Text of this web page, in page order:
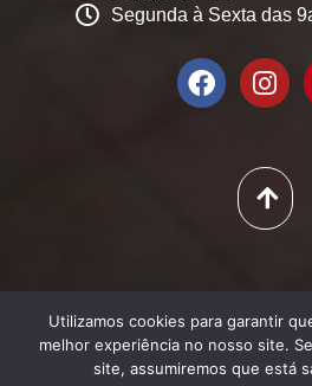
Segunda à Sexta das
© 2025. Dicas
Todos os Direitos
Utilizamos cookies para garantir
melhor experiência no nosso site.
site, assumiremos que está